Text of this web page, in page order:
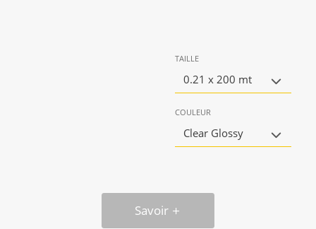
TAILLE
0.21 x 200 mt
COULEUR
Clear Glossy
Savoir